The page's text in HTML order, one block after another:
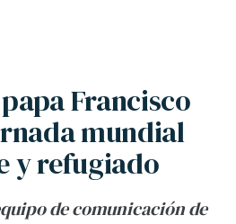
Francisco
mundial
y refugiado
de comunicación de